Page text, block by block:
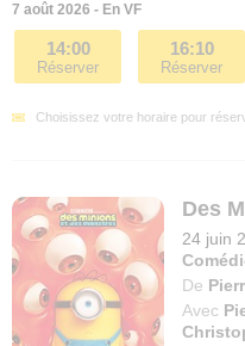
7 août 2026 - En VF
14:00
Réserver
16:10
Réserver
Choisissez votre horaire pour
Des
24 juin
De
Avec